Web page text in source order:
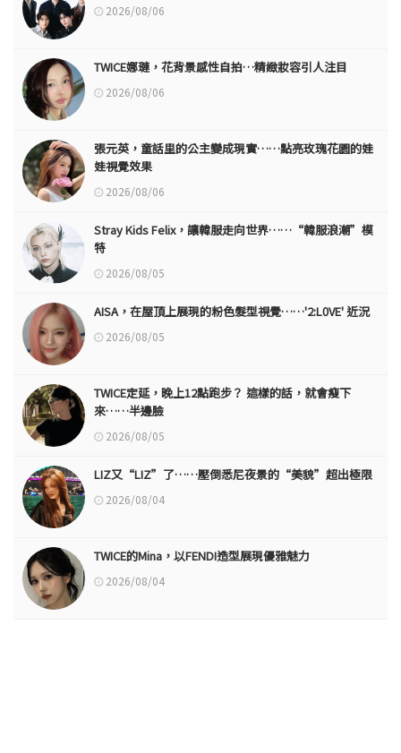
2026/08/06
TWICE娜璉，花背景感性自拍…精緻妝容引人注目
2026/08/06
張元英，童話里的公主變成現實……點亮玫瑰花園的娃
娃視覺效果
2026/08/06
Stray Kids Felix，讓韓服走向世界……“韓服浪潮”模
特
2026/08/05
AISA，在屋頂上展現的粉色髮型視覺……'2:L0VE' 近況
2026/08/05
TWICE定延，晚上12點跑步？ 這樣的話，就會瘦下
來……半邊臉
2026/08/05
LIZ又“LIZ”了……壓倒悉尼夜景的“美貌”超出極限
2026/08/04
TWICE的Mina，以FENDI造型展現優雅魅力
2026/08/04